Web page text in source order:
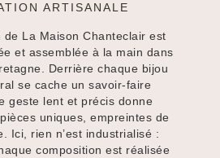
ARTISANALE
de La Maison Chanteclair est
et assemblée à la main dans
Derrière chaque bijou
se cache un savoir-faire
geste lent et précis donne
uniques, empreintes de
Ici, rien n’est industrialisé :
composition est réalisée